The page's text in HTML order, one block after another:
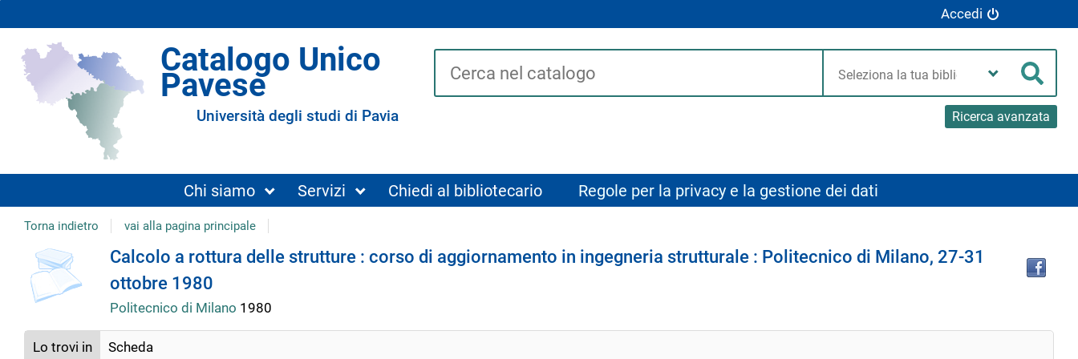
Accedi
Catalogo Unico
Pavese
Università degli studi di Pavia
Cerca su "Catalogo"
Cerca
Ricerca avanzata
Chi siamo Servizi Chiedi al bibliotecario Regole per la privacy e la gestione dei dati
Torna indietro vai alla pagina principale
Dettaglio
del
documento
copertina
Calcolo a rottura delle strutture : corso di aggiornamento in ingegneria strutturale : Politecnico di Milano, 27-31
ottobre 1980
Politecnico di Milano 1980
Lo trovi in Scheda